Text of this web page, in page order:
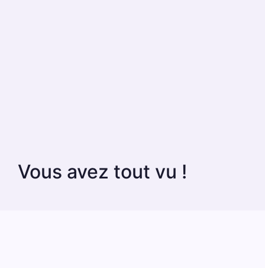
Vous avez tout vu !